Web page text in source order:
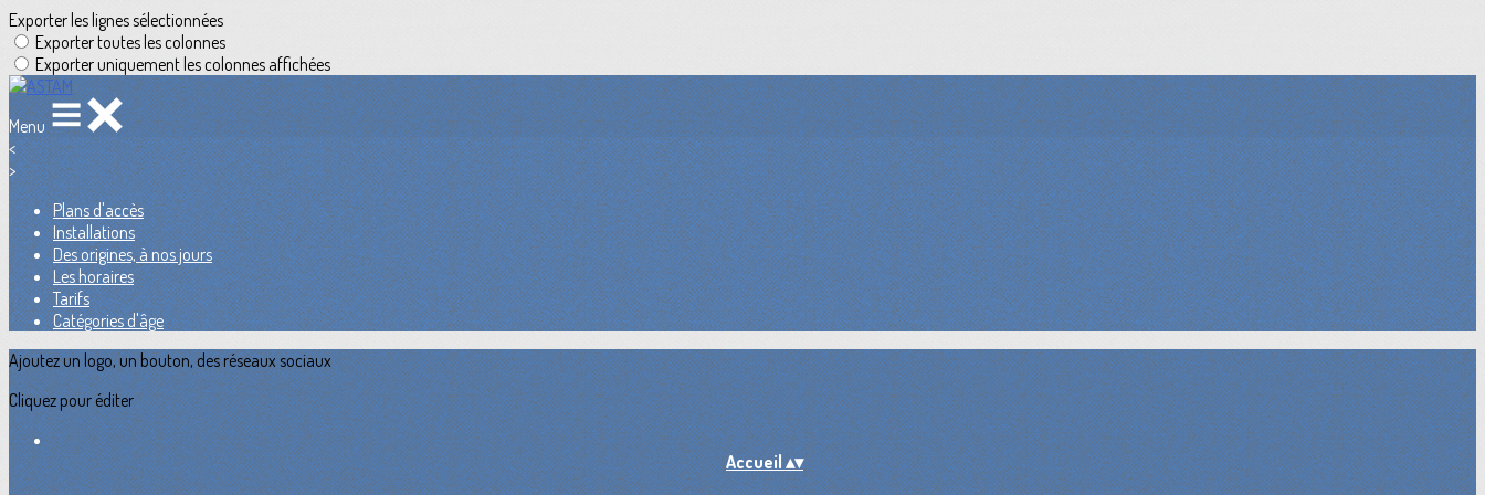
Exporter les lignes sélectionnées
Exporter toutes les colonnes
Exporter uniquement les colonnes affichées
Menu
<
>
Plans d'accès
Installations
Des origines, à nos jours
Les horaires
Tarifs
Catégories d'âge
Ajoutez un logo, un bouton, des réseaux sociaux
Cliquez pour éditer
Accueil▴▾